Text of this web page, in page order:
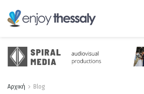
Αρχική Blog